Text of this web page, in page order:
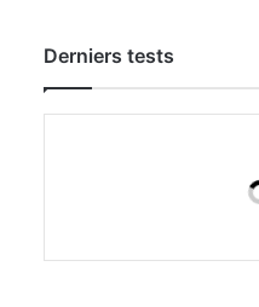
Derniers tests